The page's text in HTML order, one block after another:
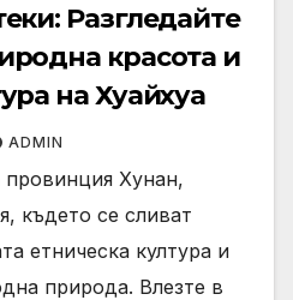
Разгледайте
красота и
на Хуайхуа
ADMIN
Хунан,
където се сливат
етническа култура и
природа. Влезте в